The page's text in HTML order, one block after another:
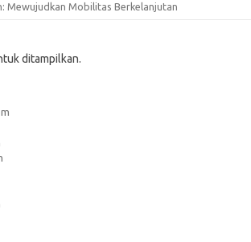
Mewujudkan Mobilitas Berkelanjutan
ditampilkan.